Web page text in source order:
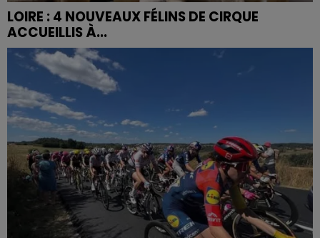
LOIRE : 4 NOUVEAUX FÉLINS DE CIRQUE
ACCUEILLIS À...